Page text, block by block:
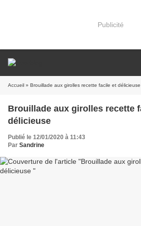
Publicité
Accueil » Brouillade aux girolles recette facile et délicieuse
Brouillade aux girolles recette
délicieuse
Publié le 12/01/2020 à 11:43
Par Sandrine